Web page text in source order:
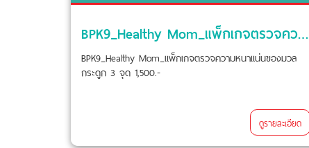
BPK9_Healthy Mom_แพ็กเกจตรวจความหนาแน่นของมวลกระดูก 3 จุด 1,500.-
BPK9_Healthy Mom_แพ็กเกจตรวจความหนาแน่นของมวล
กระดูก 3 จุด 1,500.-
ดูรายละเอียด